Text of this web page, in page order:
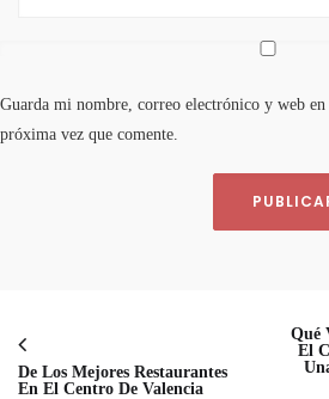
Guarda mi nombre, correo electrónico y web en
próxima vez que comente.
De Los Mejores Restaurantes
En El Centro De Valencia
Qué
El